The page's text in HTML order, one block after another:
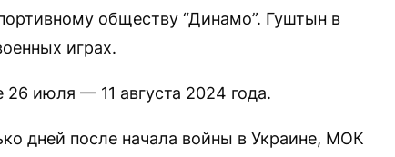
обществу “Динамо”. Гуштын в
играх.
июля — 11 августа 2024 года.
дней после начала войны в Украине, МОК